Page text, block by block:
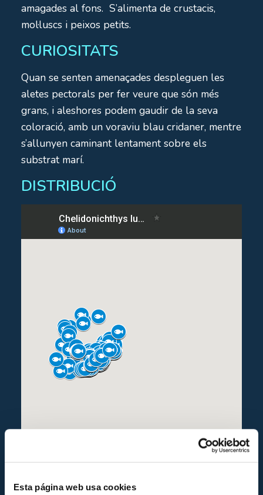
Esta página web usa cookies
amagades al fons. S’alimenta de crustacis,
mol·luscs i peixos petits.
CURIOSITATS
Quan se senten amenaçades despleguen les
aletes pectorals per fer veure que són més
grans, i aleshores podem gaudir de la seva
coloració, amb un voraviu blau cridaner, mentre
s’allunyen caminant lentament sobre els
substrat marí.
DISTRIBUCIÓ